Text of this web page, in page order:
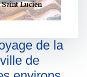
de la
de